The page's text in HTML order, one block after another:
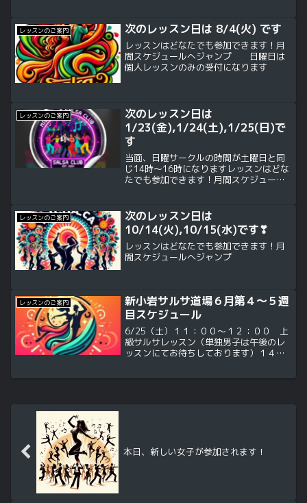
午後ともに費：１０００入：不要
8/8（火）１９：００～２０...
レッスンのご案内 次のレッスン日は 8/4(火) です
レッスンはどなたでも参加できます！月
間スケジュールへジャンプ 日曜日は
個人レッスンのみの受付になります
レッスンのご案内
次のレッスン日は
1/23(金),1/24(土),1/25(日)で
す
当面、日曜サークルの時間が土曜日と同
じ14時～16時になりますレッスンはどな
たでも参加できます！月間スケジュール
レッスンのご案内
次のレッスン日は
10/14(火),10/15(水)です❣
レッスンはどなたでも参加できます！月
間スケジュールへジャンプ
レッスンのご案内
新小岩サルサ道場６月第４～５週
目スケジュール
6/25（土）１１：００～１２：００ 上
級サルサレッスン（単独男子は午後のレ
ッスンにてお待ちしております）１４：
本日、新しい女子が参加されます！